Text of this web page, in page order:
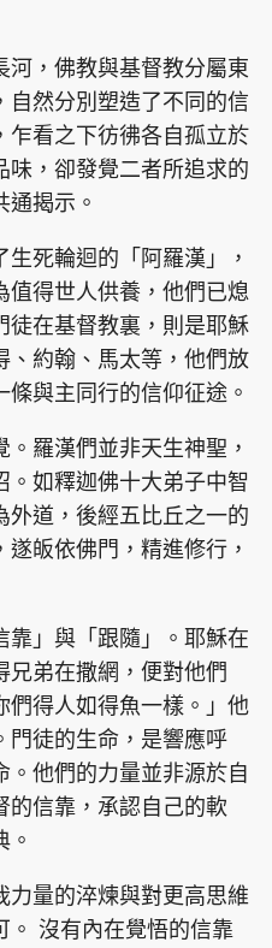
球 The Standard
媽 JobMarket
條款
及免責聲明
. 不得轉載
reserved.
河，佛教與基督教分屬東
自然分別塑造了不同的信
乍看之下彷彿各自孤立於
味，卻發覺二者所追求的
揭示。
死輪迴的「阿羅漢」，
值得世人供養，他們已熄
徒在基督教裏，則是耶穌
、約翰、馬太等，他們放
條與主同行的信仰征途。
羅漢們並非天生神聖，
。如釋迦佛十大弟子中智
外道，後經五比丘之一的
皈依佛門，精進修行，
靠」與「跟隨」。耶穌在
兄弟在撒網，便對他們
們得人如得魚一樣。」他
門徒的生命，是響應呼
他們的力量並非源於自
的信靠，承認自己的軟
。
力量的淬煉與對更高思維
。 沒有內在覺悟的信靠